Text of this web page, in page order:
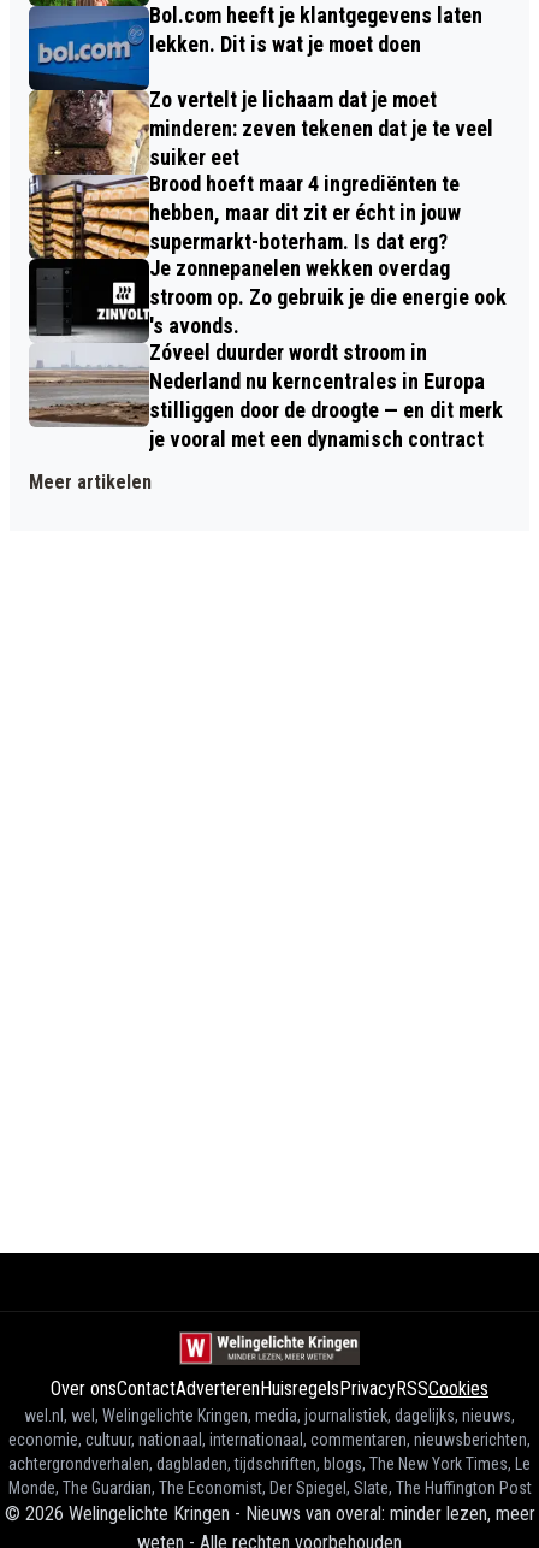
Bol.com heeft je klantgegevens laten
lekken. Dit is wat je moet doen
Zo vertelt je lichaam dat je moet
minderen: zeven tekenen dat je te veel
suiker eet
Brood hoeft maar 4 ingrediënten te
hebben, maar dit zit er écht in jouw
supermarkt-boterham. Is dat erg?
Je zonnepanelen wekken overdag
stroom op. Zo gebruik je die energie ook
's avonds.
Zóveel duurder wordt stroom in
Nederland nu kerncentrales in Europa
stilliggen door de droogte — en dit merk
je vooral met een dynamisch contract
Meer artikelen
Over onsContactAdverterenHuisregelsPrivacyRSSCookies
wel.nl, wel, Welingelichte Kringen, media, journalistiek, dagelijks, nieuws,
economie, cultuur, nationaal, internationaal, commentaren, nieuwsberichten,
achtergrondverhalen, dagbladen, tijdschriften, blogs, The New York Times, Le
Monde, The Guardian, The Economist, Der Spiegel, Slate, The Huffington Post
© 2026 Welingelichte Kringen - Nieuws van overal: minder lezen, meer
weten - Alle rechten voorbehouden